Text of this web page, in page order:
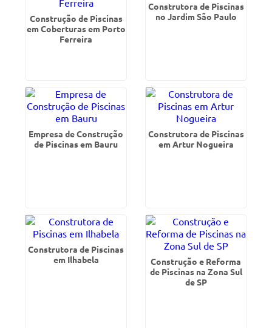
Construção de Piscinas
em Coberturas em Porto
Ferreira
Construtora de Piscinas
no Jardim São Paulo
Empresa de Construção
de Piscinas em Bauru
Construtora de Piscinas
em Artur Nogueira
Construtora de Piscinas
em Ilhabela
Construção e Reforma
de Piscinas na Zona Sul
de SP